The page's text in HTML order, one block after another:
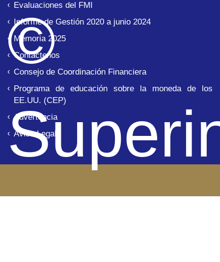
Evaluaciones del FMI
Informe de Gestión 2020 a junio 2024
Memoria 2025
Contáctenos
Consejo de Coordinación Financiera
Programa de educación sobre la moneda de los
EE.UU. (CEP)
Advertencia
Aviso Legal
©